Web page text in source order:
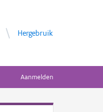
Hergebruik
Aanmelden